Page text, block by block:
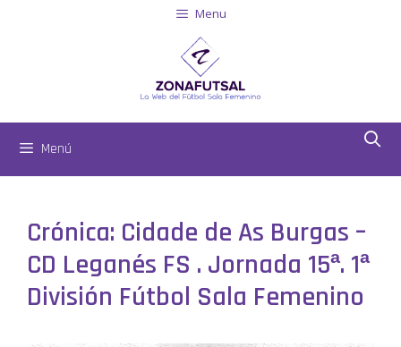
Menu
Menú
Crónica: Cidade de As Burgas –
CD Leganés FS . Jornada 15ª. 1ª
División Fútbol Sala Femenino